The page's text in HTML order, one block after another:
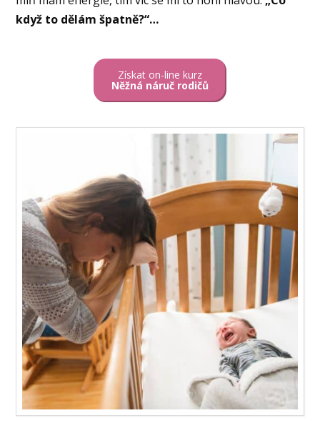
když to dělám špatně?“…
Získat on-line kurz
Něžná náruč rodičů